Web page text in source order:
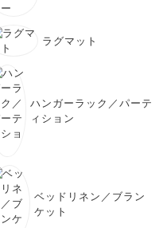
ラグマット
ハンガーラック／パーテ
ィション
ベッドリネン／ブラン
ケット